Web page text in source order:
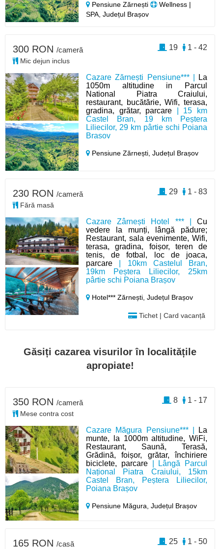
Pensiune Zărnești
Wellness |
SPA, Județul Brașov
Cazare Zărnești Pensiune*** |
La
1050m altitudine in Parcul
National Piatra Craiului,
restaurant, bucătărie, Wifi, terasa,
gradina, grătar, parcare | 15 km
Castel Bran, 19 km Peștera
Liliecilor, 29 km pârtie schi Poiana
Brasov
Pensiune Zărnești,Județul Brașov
300 RON /cameră
Mic dejun inclus
1 - 42
19
Cazare Zârnești Hotel *** | Cu
vedere la munți, lângă pădure;
Restaurant, sala evenimente, Wifi,
terasa, gradina, foișor, teren de
tenis, de fotbal, loc de joaca,
parcare | 10km Castelul Bran,
19km Peștera Liliecilor, 25km
pârtie schi Poiana Brașov
Hotel*** Zărnești,Județul Brașov
Tichet | Card vacanță
230 RON /cameră
Fără masă
1 - 83
29
Găsiți cazarea visurilor în localitățile
apropiate!
Cazare Măgura Pensiune*** |
La
munte, la 1000m altitudine, WiFi,
Restaurant, Saună, Terasă,
Grădină, foișor, grătar, închiriere
biciclete, parcare| Lângă Parcul
Național Piatra Craiului, 15km
Castel Bran, Peștera Liliecilor,
Poiana Brașov
Pensiune Măgura,Județul Brașov
350 RON /cameră
Mese contra cost
1 - 17
8
165 RON /casă 1 - 50
25